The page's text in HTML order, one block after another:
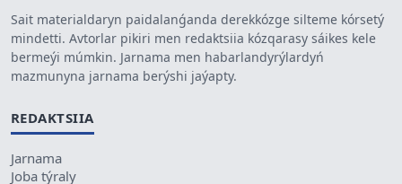
Sait materialdaryn paidalanǵanda derekkózge silteme kórsetý
mindetti. Avtorlar pikiri men redaktsiia kózqarasy sáikes kele
bermeýi múmkin. Jarnama men habarlandyrýlardyń
mazmunyna jarnama berýshi jaýapty.
REDAKTSIIA
Jarnama
Joba týraly